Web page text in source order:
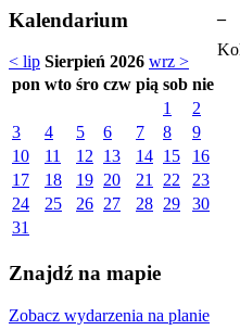
Kalendarium
< lip Sierpień 2026 wrz >
pon wto śro czw pią sob nie
1
2
3
4 5 6 7 8
9
10
11 12 13 14 15
16
17
18 19 20 21 22
23
24
25 26 27 28 29
30
31
Znajdź na mapie
Zobacz wydarzenia na planie